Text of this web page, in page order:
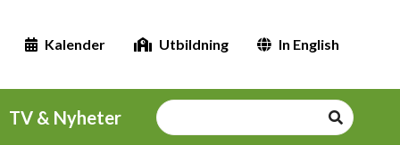
Kalender Utbildning In English
TV & Nyheter